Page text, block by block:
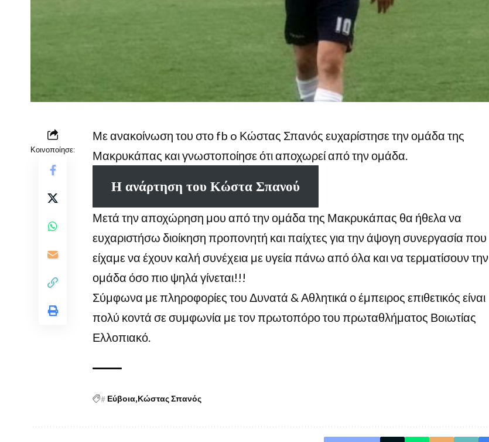
Κοινοποίησε:
Με ανακοίνωση του στο fb o Κώστας Σπανός ευχαρίστησε την ομάδα της
Μακρυκάπας και γνωστοποίησε ότι αποχωρεί από την ομάδα.
Η ανάρτηση του Κώστα Σπανού
Μετά την αποχώρηση μου από την ομάδα της Μακρυκάπας θα ήθελα να
ευχαριστήσω διοίκηση προπονητή και παίχτες για την άψογη συνεργασία που
είχαμε να έχουν καλή συνέχεια με υγεία πάνω από όλα και να τερματίσουν την
ομάδα όσο πιο ψηλά γίνεται!!!
Σύμφωνα με πληροφορίες του Δυνατά & Αθλητικά ο έμπειρος επιθετικός είναι
πολύ κοντά σε συμφωνία με τον πρωτοπόρο του πρωταθλήματος Βοιωτίας
Ελλοπιακό.
# Εύβοια Κώστας Σπανός